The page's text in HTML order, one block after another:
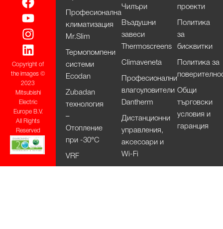
Copyright of
the images ©
2023
Mitsubishi
Electric
Europe B.V.
All Rights
Reserved
Професионална
климатизация
Mr.Slim
Термопомпени
системи
Ecodan
Zubadan
технология
–
Отопление
при -30°С
VRF
системи –
Чилъри
Въздушни
завеси
Thermoscreens
Climaveneta
Професионални
влагоуловители
Dantherm
Дистанционни
управления,
аксесоари и
Wi-Fi
проекти
Политика
за
бисквитки
Политика за
Общи
търговски
условия и
гаранция